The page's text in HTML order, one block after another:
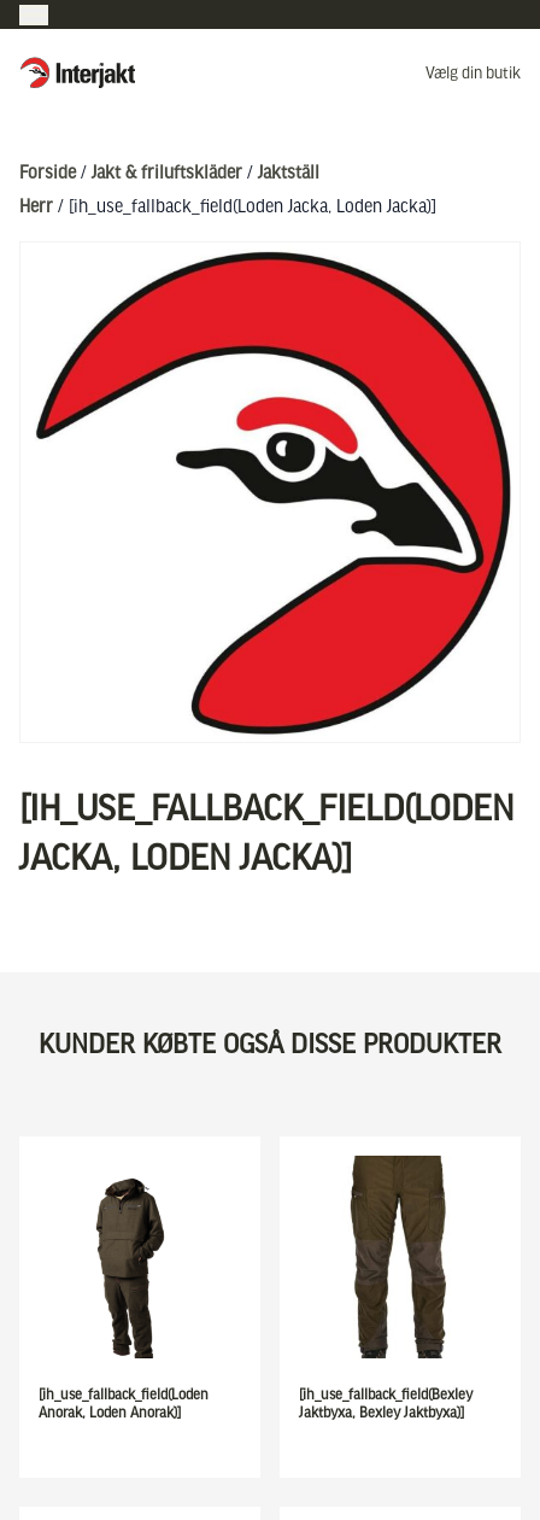
Interjakt DK Vælg din butik
Forside/ Jakt & friluftskläder / Jaktställ
Herr / [ih_use_fallback_field(Loden Jacka, Loden Jacka)]
[IH_USE_FALLBACK_FIELD(LODEN
JACKA, LODEN JACKA)]
KUNDER KØBTE OGSÅ DISSE PRODUKTER
[ih_use_fallback_field(Loden
Anorak, Loden Anorak)]
[ih_use_fallback_field(Bexley
Jaktbyxa, Bexley Jaktbyxa)]